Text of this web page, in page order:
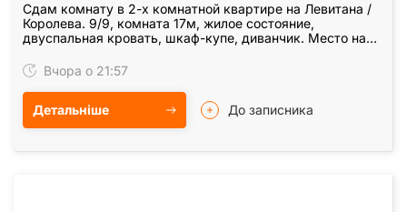
Сдам комнату в 2-х комнатной квартире на Левитана /
Королева. 9/9, комната 17м, жилое состояние,
двуспальная кровать, шкаф-купе, диванчик. Место на
Вчора о 21:57
Детальніше До записника